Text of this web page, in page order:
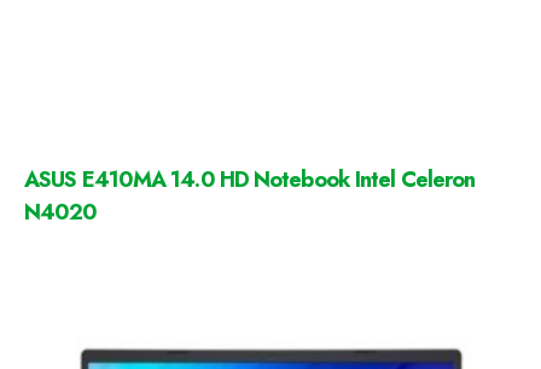
ASUS E410MA 14.0 HD Notebook Intel Celeron
N4020